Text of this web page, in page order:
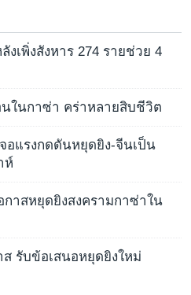
เพิ่งสังหาร 274 รายช่วย 4
นในกาซ่า คร่าหลายสิบชีวิต
อแรงกดดันหยุดยิง-จีนเป็น
ห์
กาสหยุดยิงสงครามกาซ่าใน
รับข้อเสนอหยุดยิงใหม่